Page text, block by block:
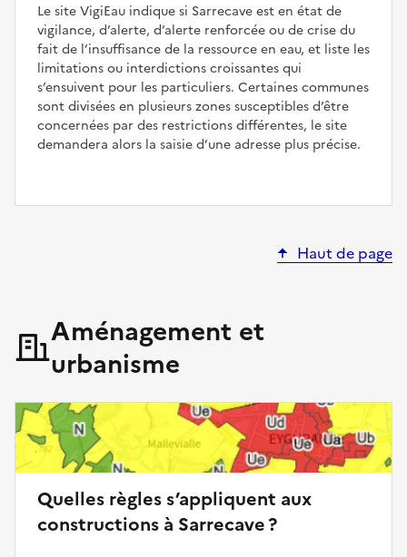
Le site VigiEau indique si Sarrecave est en état de
vigilance, d’alerte, d’alerte renforcée ou de crise du
fait de l’insuffisance de la ressource en eau, et liste les
limitations ou interdictions croissantes qui
s’ensuivent pour les particuliers. Certaines communes
sont divisées en plusieurs zones susceptibles d’être
concernées par des restrictions différentes, le site
demandera alors la saisie d’une adresse plus précise.
Haut de page
Aménagement et
urbanisme
Quelles règles s’appliquent aux
constructions à Sarrecave ?